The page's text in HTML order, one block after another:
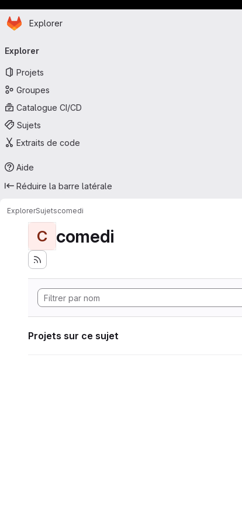
Passer au contenu principal
Page d'accueil
Explorer
principale
Explorer
Projets
Groupes
Catalogue CI/CD
Sujets
Extraits de code
Aide
Réduire la barre latérale
ExplorerSujetscomedi
C comedi
Projets sur ce sujet